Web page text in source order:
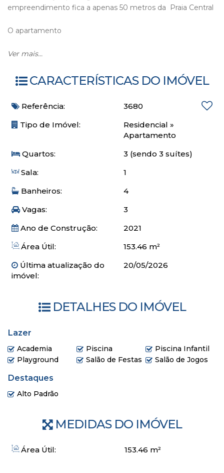
empreendimento fica a apenas 50 metros da Praia Central
O apartamento
153,46m² privativos
Apto novo
Alto padrão de acabamento
Amplo living com uma bela vista mar
Cozinha
O empreendimento
02 salões de festas
Quiosque com churrasqueira
Sala de jogos
Sauna
Spa
Academia
Reforço / Balão 6x R$ 300.152,90
Ver mais...
CARACTERÍSTICAS DO IMÓVEL
Referência:
3680
Tipo de Imóvel:
Residencial »
Apartamento
Quartos:
3 (sendo 3 suítes)
Sala:
1
Banheiros:
4
Vagas:
3
Ano de Construção:
2021
Área Útil:
153.46 m²
Última atualização do
imóvel:
20/05/2026
DETALHES DO IMÓVEL
Lazer
Academia Piscina
Piscina Infantil
Playground
Salão de Festas Salão de Jogos
Destaques
Alto Padrão
MEDIDAS DO IMÓVEL
Área Útil: 153.46 m²